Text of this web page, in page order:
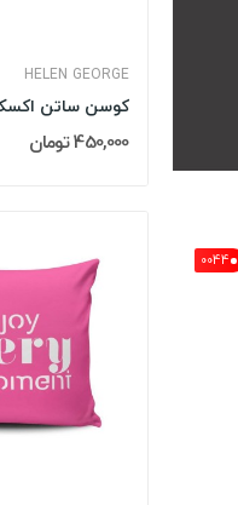
0044
HELEN GEORGE
450,000 تومان